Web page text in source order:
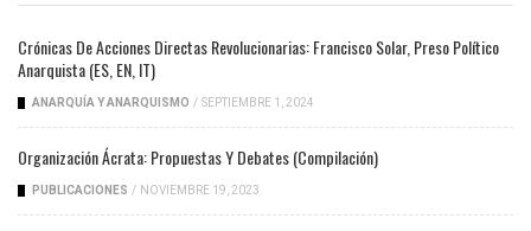
Crónicas De Acciones Directas Revolucionarias: Francisco Solar, Preso Político
Anarquista (ES, EN, IT)
ANARQUÍA Y ANARQUISMO / SEPTIEMBRE 1, 2024
Organización Ácrata: Propuestas Y Debates (compilación)
PUBLICACIONES / NOVIEMBRE 19, 2023